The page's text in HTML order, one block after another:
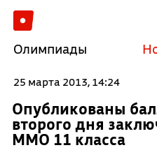
Олимпиады
25 марта 2013, 14:24
Опубликованы
второго дня
ММО 11 класса